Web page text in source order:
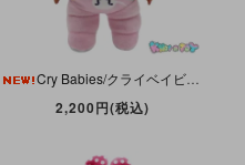
Cry Babies/クライベイビーズ・Tiny Cuddles/タイニーキャドルズ・Pearly/パーリー・Bear/クマ・Doll/ドール・IMC Toys
2,200円(税込)